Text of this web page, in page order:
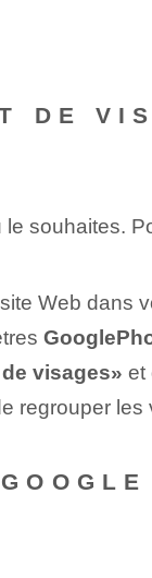
DE
le souhaites.
Web dans
visages» et
regrouper